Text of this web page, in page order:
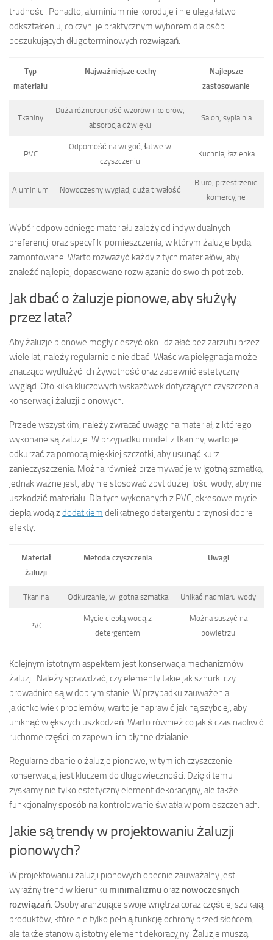
trudności. Ponadto, aluminium nie koroduje i nie ulega łatwo
odkształceniu, co czyni je praktycznym wyborem dla osób
poszukujących długoterminowych rozwiązań.
Typ
materiału
Najważniejsze cechy
Najlepsze
zastosowanie
Tkaniny
Duża różnorodność wzorów i kolorów,
absorpcja dźwięku
Salon, sypialnia
PVC
Odporność na wilgoć, łatwe w
czyszczeniu
Kuchnia, łazienka
Aluminium Nowoczesny wygląd, duża trwałość
Biuro, przestrzenie
komercyjne
Wybór odpowiedniego materiału zależy od indywidualnych
preferencji oraz specyfiki pomieszczenia, w którym żaluzje będą
zamontowane. Warto rozważyć każdy z tych materiałów, aby
znaleźć najlepiej dopasowane rozwiązanie do swoich potrzeb.
Jak dbać o żaluzje pionowe, aby służyły
przez lata?
Aby żaluzje pionowe mogły cieszyć oko i działać bez zarzutu przez
wiele lat, należy regularnie o nie dbać. Właściwa pielęgnacja może
znacząco wydłużyć ich żywotność oraz zapewnić estetyczny
wygląd. Oto kilka kluczowych wskazówek dotyczących czyszczenia i
konserwacji żaluzji pionowych.
Przede wszystkim, należy zwracać uwagę na materiał, z którego
wykonane są żaluzje. W przypadku modeli z tkaniny, warto je
odkurzać za pomocą miękkiej szczotki, aby usunąć kurz i
zanieczyszczenia. Można również przemywać je wilgotną szmatką,
jednak ważne jest, aby nie stosować zbyt dużej ilości wody, aby nie
uszkodzić materiału. Dla tych wykonanych z PVC, okresowe mycie
ciepłą wodą zdodatkiem delikatnego detergentu przynosi dobre
efekty.
Materiał
żaluzji
Metoda czyszczenia Uwagi
Tkanina Odkurzanie, wilgotna szmatka Unikać nadmiaru wody
PVC
Mycie ciepłą wodą z
detergentem
Można suszyć na
powietrzu
Kolejnym istotnym aspektem jest konserwacja mechanizmów
żaluzji. Należy sprawdzać, czy elementy takie jak sznurki czy
prowadnice są w dobrym stanie. W przypadku zauważenia
jakichkolwiek problemów, warto je naprawić jak najszybciej, aby
uniknąć większych uszkodzeń. Warto również co jakiś czas naoliwić
ruchome części, co zapewni ich płynne działanie.
Regularne dbanie o żaluzje pionowe, w tym ich czyszczenie i
konserwacja, jest kluczem do długowieczności. Dzięki temu
zyskamy nie tylko estetyczny element dekoracyjny, ale także
funkcjonalny sposób na kontrolowanie światła w pomieszczeniach.
Jakie są trendy w projektowaniu żaluzji
pionowych?
W projektowaniu żaluzji pionowych obecnie zauważalny jest
wyraźny trend w kierunku minimalizmuoraz nowoczesnych
rozwiązań. Osoby aranżujące swoje wnętrza coraz częściej szukają
produktów, które nie tylko pełnią funkcję ochrony przed słońcem,
ale także stanowią istotny element dekoracyjny. Żaluzje muszą